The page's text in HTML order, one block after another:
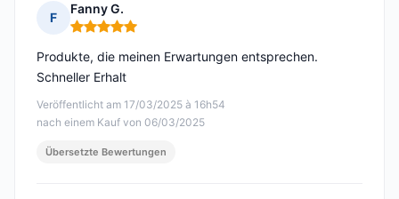
F
Fanny G.
Hinweis: 5 von 5
Veröffentlicht am 17/03/2025 à 16h54
nach einem Kauf von 06/03/2025
Produkte, die meinen Erwartungen entsprechen.
Schneller Erhalt
Übersetzte Bewertungen